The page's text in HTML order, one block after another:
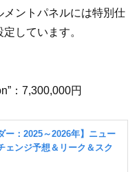
メントパネルには特別仕
しています。
：7,300,000円